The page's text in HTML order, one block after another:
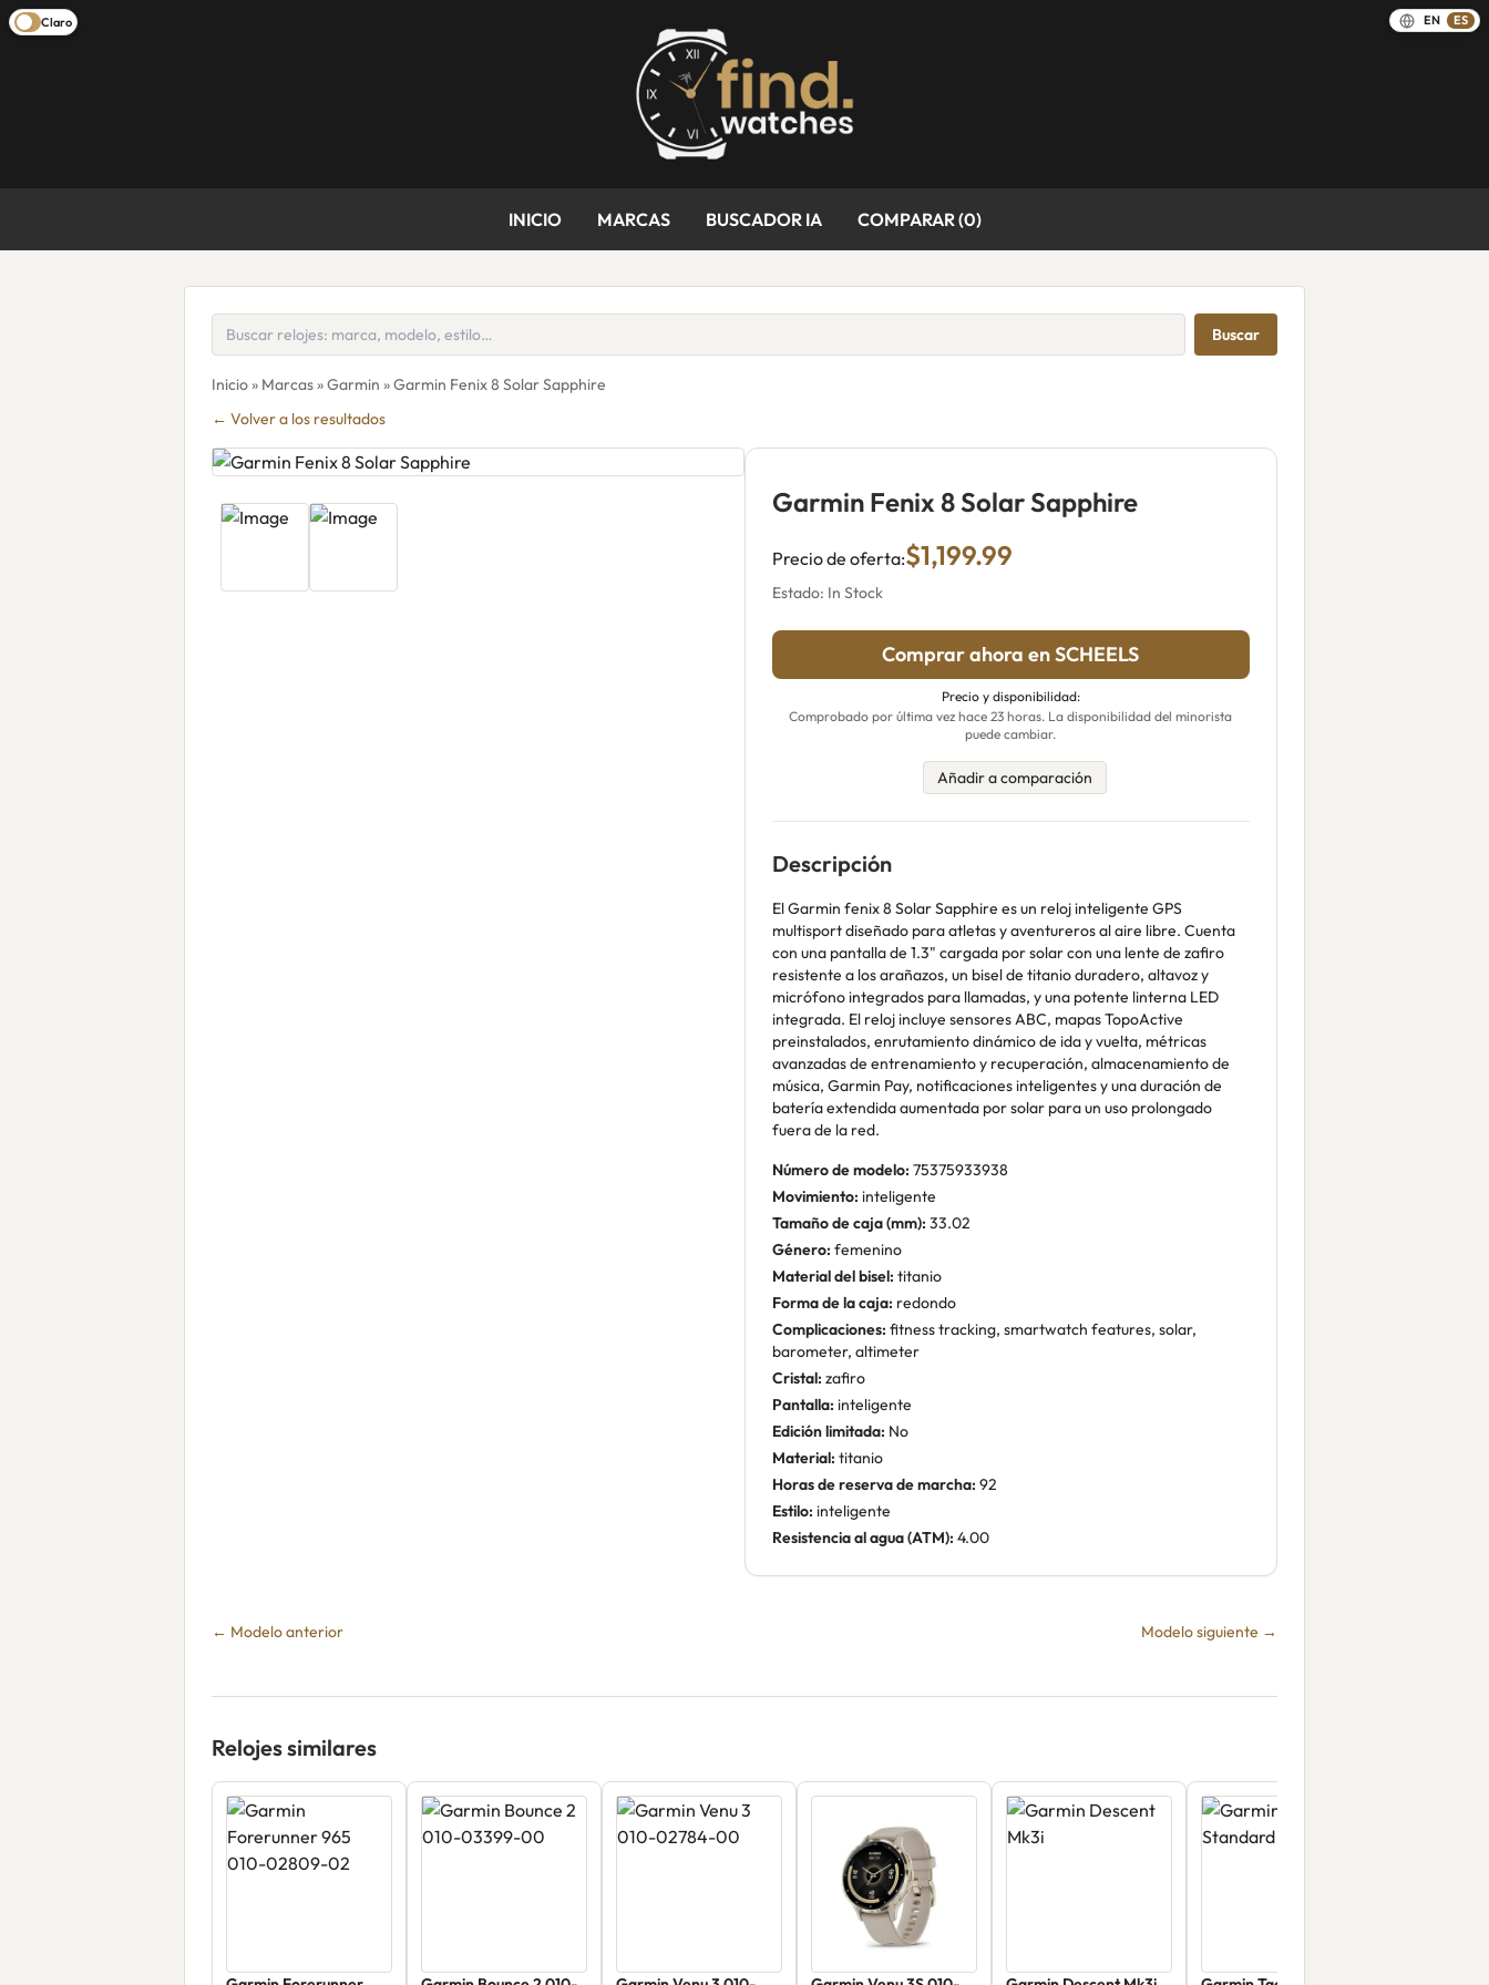
Claro EN ES
INICIO MARCAS BUSCADOR IA COMPARAR (0)
Buscar
Inicio» Marcas»Garmin » Garmin Fenix 8 Solar Sapphire
← Volver a los resultados
Garmin Fenix 8 Solar Sapphire
Precio de oferta:$1,199.99
Estado: In Stock
Comprar ahora en SCHEELS
Precio y disponibilidad:
Comprobado por última vez hace 23 horas. La disponibilidad del minorista
puede cambiar.
Añadir a comparación
Descripción
El Garmin fenix 8 Solar Sapphire es un reloj inteligente GPS
multisport diseñado para atletas y aventureros al aire libre. Cuenta
con una pantalla de 1.3" cargada por solar con una lente de zafiro
resistente a los arañazos, un bisel de titanio duradero, altavoz y
micrófono integrados para llamadas, y una potente linterna LED
integrada. El reloj incluye sensores ABC, mapas TopoActive
preinstalados, enrutamiento dinámico de ida y vuelta, métricas
avanzadas de entrenamiento y recuperación, almacenamiento de
música, Garmin Pay, notificaciones inteligentes y una duración de
batería extendida aumentada por solar para un uso prolongado
fuera de la red.
Número de modelo: 75375933938
Movimiento: inteligente
Tamaño de caja (mm): 33.02
Género: femenino
Material del bisel: titanio
Forma de la caja: redondo
Complicaciones: fitness tracking, smartwatch features, solar,
barometer, altimeter
Cristal: zafiro
Pantalla: inteligente
Edición limitada: No
Material: titanio
Horas de reserva de marcha: 92
Estilo: inteligente
Resistencia al agua (ATM): 4.00
← Modelo anterior Modelo siguiente →
Relojes similares